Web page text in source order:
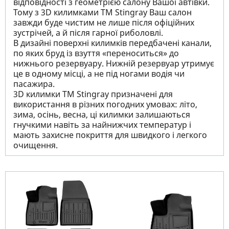
Тому з 3D килимками TM Stingray Ваш салон
завжди буде чистим не лише після офіційних
зустрічей, а й після гарної риболовлі.
В дизайні поверхні килимків передбачені канали,
по яких бруд із взуття «переноситься» до
нижнього резервуару. Нижній резервуар утримує
це в одному місці, а не під ногами водія чи
пасажира.
3D килимки TM Stingray призначені для
використання в різних погодних умовах: літо,
зима, осінь, весна, ці килимки залишаються
гнучкими навіть за найнижчих температур і
мають захисне покриття для швидкого і легкого
очищення.